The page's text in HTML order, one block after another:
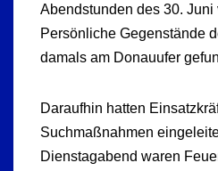
Abendstunden des 30. Juni
Persönliche Gegenstände
damals am Donauufer
Daraufhin hatten
Suchmaßnahmen
Dienstagabend waren